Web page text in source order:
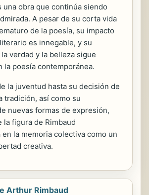
una obra que continúa siendo
A pesar de su corta vida
de la poesía, su impacto
es innegable, y su
verdad y la belleza sigue
la poesía contemporánea.
la juventud hasta su decisión de
tradición, así como su
nuevas formas de expresión,
la figura de Rimbaud
en la memoria colectiva como un
creativa.
Arthur Rimbaud